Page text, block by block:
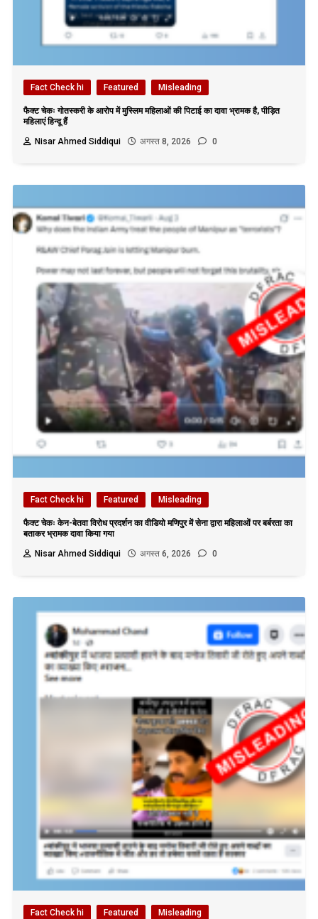
Fact Check hi Featured Misleading
फैक्ट चेकः गोतस्करी के आरोप में मुस्लिम महिलाओं की पिटाई का दावा भ्रामक है, पीड़ित
महिलाएं हिन्दू हैं
Nisar Ahmed Siddiqui
अगस्त 8, 2026 0
Fact Check hi Featured Misleading
फैक्ट चेकः केन-बेतवा विरोध प्रदर्शन का वीडियो मणिपुर में सेना द्वारा महिलाओं पर बर्बरता का
बताकर भ्रामक दावा किया गया
Nisar Ahmed Siddiqui
अगस्त 6, 2026 0
Fact Check hi Featured Misleading